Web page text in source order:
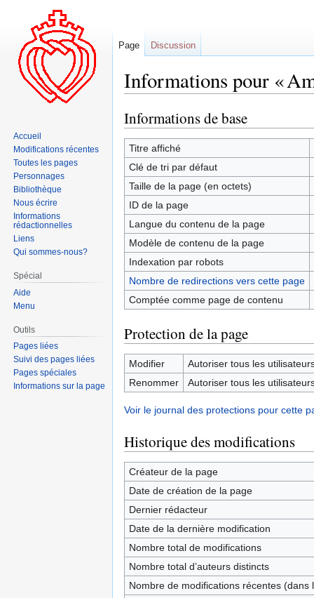
Informations pour «
Aller
à
la
navigation
Aller
à
la
recherche
Informations de base
Titre affiché
Clé de tri par défaut
Taille de la page (en octets)
ID de la page
Langue du contenu de la page
Modèle de contenu de la page
Indexation par robots
Nombre de redirections vers cette page
Comptée comme page de contenu
Protection de la page
Modifier
Autoriser tous les
Renommer
Autoriser tous les
Voir le journal des protections pour cette
Historique des modifications
Créateur de la page
Date de création de la page
Dernier rédacteur
Date de la dernière modification
Nombre total de modifications
Nombre total d’auteurs distincts
Nombre de modifications récentes (dans
Page Discussion
Accueil
Modifications récentes
Toutes les pages
Personnages
Bibliothèque
Nous écrire
Informations
rédactionnelles
Liens
Qui sommes-nous?
Spécial
Aide
Menu
Outils
Pages liées
Suivi des pages liées
Pages spéciales
Informations sur la page